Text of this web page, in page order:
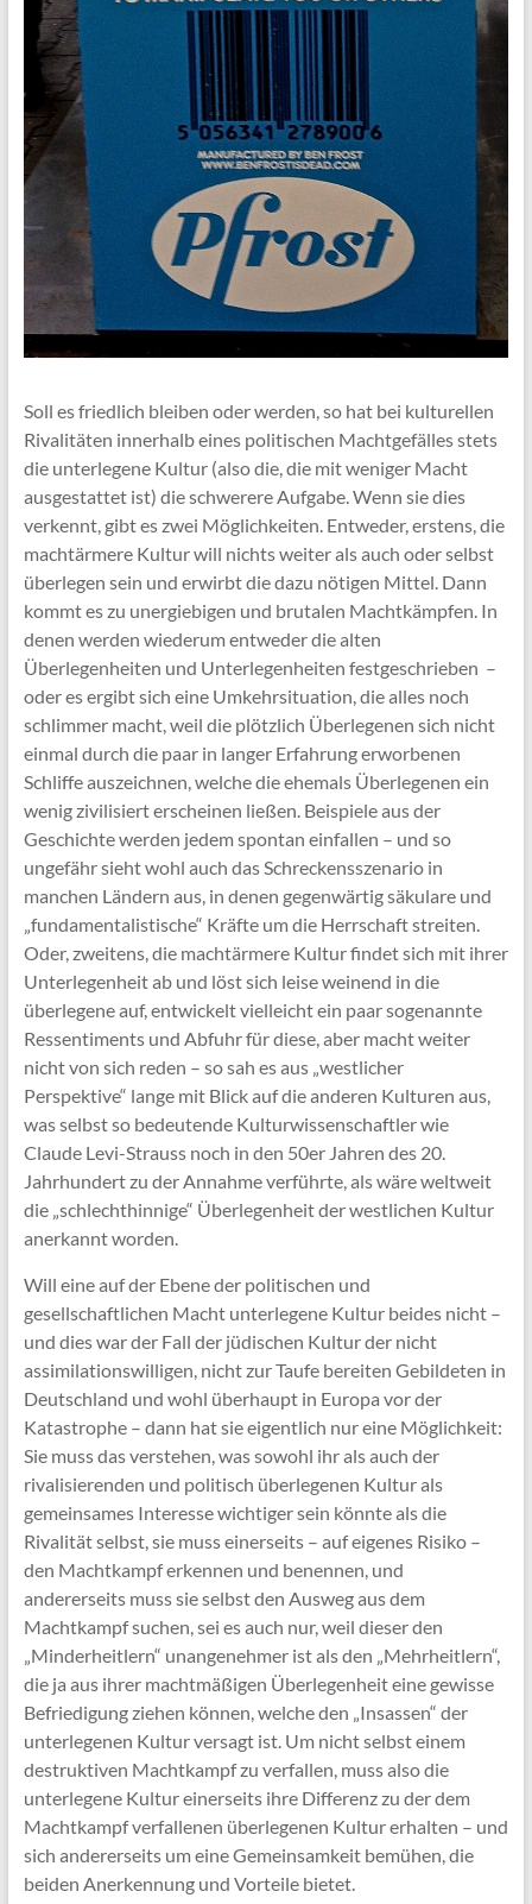
Soll es friedlich bleiben oder werden, so hat bei kulturellen
Rivalitäten innerhalb eines politischen Machtgefälles stets
die unterlegene Kultur (also die, die mit weniger Macht
ausgestattet ist) die schwerere Aufgabe. Wenn sie dies
verkennt, gibt es zwei Möglichkeiten. Entweder, erstens, die
machtärmere Kultur will nichts weiter als auch oder selbst
überlegen sein und erwirbt die dazu nötigen Mittel. Dann
kommt es zu unergiebigen und brutalen Machtkämpfen. In
denen werden wiederum entweder die alten
Überlegenheiten und Unterlegenheiten festgeschrieben –
oder es ergibt sich eine Umkehrsituation, die alles noch
schlimmer macht, weil die plötzlich Überlegenen sich nicht
einmal durch die paar in langer Erfahrung erworbenen
Schliffe auszeichnen, welche die ehemals Überlegenen ein
wenig zivilisiert erscheinen ließen. Beispiele aus der
Geschichte werden jedem spontan einfallen – und so
ungefähr sieht wohl auch das Schreckensszenario in
manchen Ländern aus, in denen gegenwärtig säkulare und
„fundamentalistische“ Kräfte um die Herrschaft streiten.
Oder, zweitens, die machtärmere Kultur findet sich mit ihrer
Unterlegenheit ab und löst sich leise weinend in die
überlegene auf, entwickelt vielleicht ein paar sogenannte
Ressentiments und Abfuhr für diese, aber macht weiter
nicht von sich reden – so sah es aus „westlicher
Perspektive“ lange mit Blick auf die anderen Kulturen aus,
was selbst so bedeutende Kulturwissenschaftler wie
Claude Levi-Strauss noch in den 50er Jahren des 20.
Jahrhundert zu der Annahme verführte, als wäre weltweit
die „schlechthinnige“ Überlegenheit der westlichen Kultur
anerkannt worden.
Will eine auf der Ebene der politischen und
gesellschaftlichen Macht unterlegene Kultur beides nicht –
und dies war der Fall der jüdischen Kultur der nicht
assimilationswilligen, nicht zur Taufe bereiten Gebildeten in
Deutschland und wohl überhaupt in Europa vor der
Katastrophe – dann hat sie eigentlich nur eine Möglichkeit:
Sie muss das verstehen, was sowohl ihr als auch der
rivalisierenden und politisch überlegenen Kultur als
gemeinsames Interesse wichtiger sein könnte als die
Rivalität selbst, sie muss einerseits – auf eigenes Risiko –
den Machtkampf erkennen und benennen, und
andererseits muss sie selbst den Ausweg aus dem
Machtkampf suchen, sei es auch nur, weil dieser den
„Minderheitlern“ unangenehmer ist als den „Mehrheitlern“,
die ja aus ihrer machtmäßigen Überlegenheit eine gewisse
Befriedigung ziehen können, welche den „Insassen“ der
unterlegenen Kultur versagt ist. Um nicht selbst einem
destruktiven Machtkampf zu verfallen, muss also die
unterlegene Kultur einerseits ihre Differenz zu der dem
Machtkampf verfallenen überlegenen Kultur erhalten – und
sich andererseits um eine Gemeinsamkeit bemühen, die
beiden Anerkennung und Vorteile bietet.